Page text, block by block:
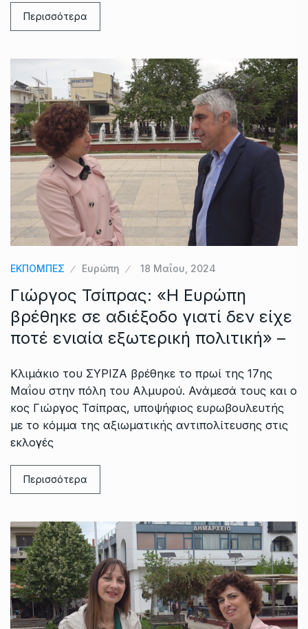
Περισσότερα
ΕΚΠΟΜΠΕΣ Ευρώπη 18 Μαΐου, 2024
Γιώργος Τσίπρας: «Η Ευρώπη
βρέθηκε σε αδιέξοδο γιατί δεν είχε
ποτέ ενιαία εξωτερική πολιτική» –
Κλιμάκιο του ΣΥΡΙΖΑ βρέθηκε το πρωί της 17ης
Μαΐου στην πόλη του Αλμυρού. Ανάμεσά τους και ο
κος Γιώργος Τσίπρας, υποψήφιος ευρωβουλευτής
με το κόμμα της αξιωματικής αντιπολίτευσης στις
εκλογές
Περισσότερα